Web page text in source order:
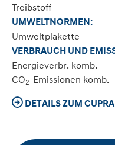
Treibstoff
UMWELTNORMEN:
Umweltplakette
VERBRAUCH UND
Energieverbr. komb.
CO2-Emissionen komb.
DETAILS ZUM